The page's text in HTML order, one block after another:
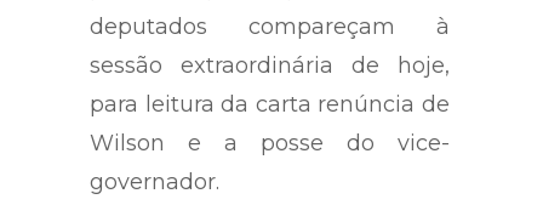
deputados compareçam à
sessão extraordinária de hoje,
para leitura da carta renúncia de
Wilson e a posse do vice-
governador.